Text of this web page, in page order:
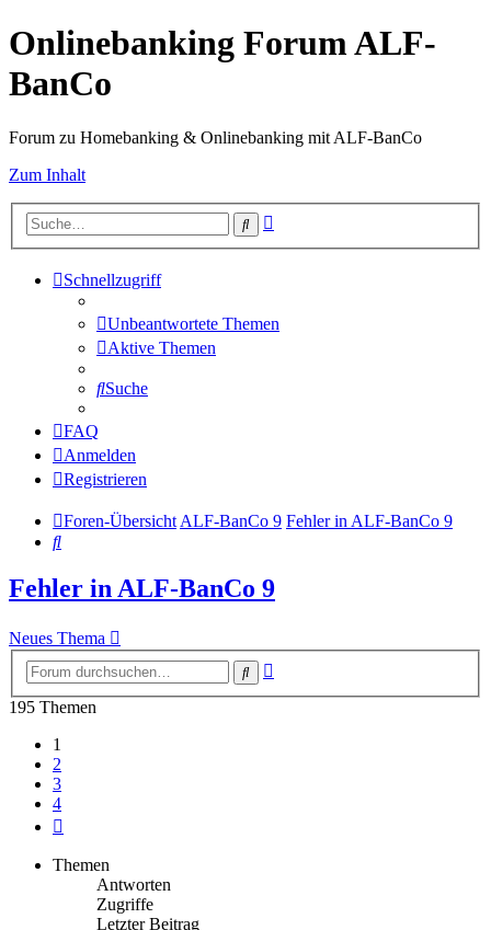
Onlinebanking Forum ALF-
BanCo
Forum zu Homebanking & Onlinebanking mit ALF-BanCo
Zum Inhalt
Suche
Schnellzugriff
Unbeantwortete Themen
Aktive Themen
Suche
FAQ
Anmelden
Registrieren
Foren-ÜbersichtALF-BanCo 9 Fehler in ALF-BanCo 9
Suche
Fehler in ALF-BanCo 9
Neues Thema
Suche
195 Themen
1
2
3
4
Themen
Antworten
Zugriffe
Letzter Beitrag